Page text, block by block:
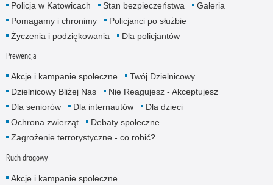
Policja w Katowicach Stan bezpieczeństwa
Galeria
Pomagamy i chronimy
Policjanci po służbie
Życzenia i podziękowania
Dla policjantów
Prewencja
Akcje i kampanie społeczne
Twój Dzielnicowy
Dzielnicowy Bliżej Nas
Nie Reagujesz - Akceptujesz
Dla seniorów
Dla internautów
Dla dzieci
Ochrona zwierząt
Debaty społeczne
Zagrożenie terrorystyczne - co robić?
Ruch drogowy
Akcje i kampanie społeczne